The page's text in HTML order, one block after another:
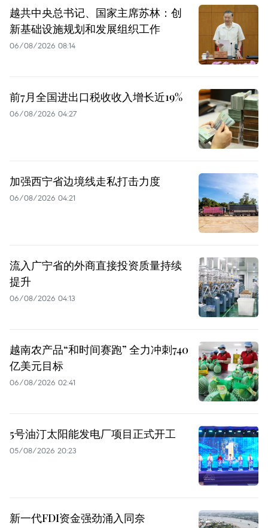
越共中央总书记、国家主席苏林：创
新基础设施规划和发展组织工作
06/08/2026 08:14
前7月全国进出口税收收入增长近19%
06/08/2026 04:27
加强西宁省边境线走私打击力度
06/08/2026 04:21
流入广宁省的外商直接投资质量持续
提升
06/08/2026 04:13
越南农产品“和时间赛跑” 全力冲刺740
亿美元目标
06/08/2026 02:41
5号油汀太阳能发电厂项目正式开工
05/08/2026 20:23
新一代FDI资金强劲涌入同奈